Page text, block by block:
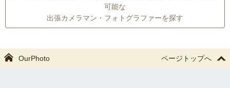
可能な
出張カメラマン・フォトグラファーを探す
OurPhoto ページトップへ